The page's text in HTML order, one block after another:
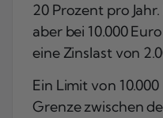
20 Prozent pro
aber bei 10.000
eine Zinslast von
Ein Limit von
Grenze zwischen